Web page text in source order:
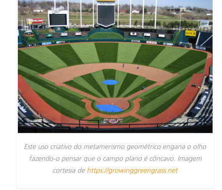
Este uso criativo do metamerismo geométrico engana o olho
fazendo-o pensar que o campo plano é côncavo. Imagem
cortesia de https://growinggreengrass.net